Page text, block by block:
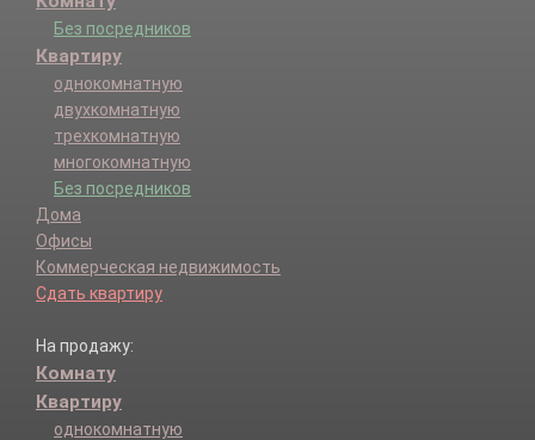
Без посредников
Квартиру
однокомнатную
двухкомнатную
трехкомнатную
многокомнатную
Без посредников
Дома
Офисы
Коммерческая недвижимость
Сдать квартиру
На продажу:
Комнату
Квартиру
однокомнатную